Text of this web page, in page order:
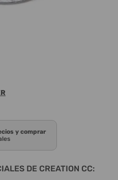
y comprar
DE CREATION CC: